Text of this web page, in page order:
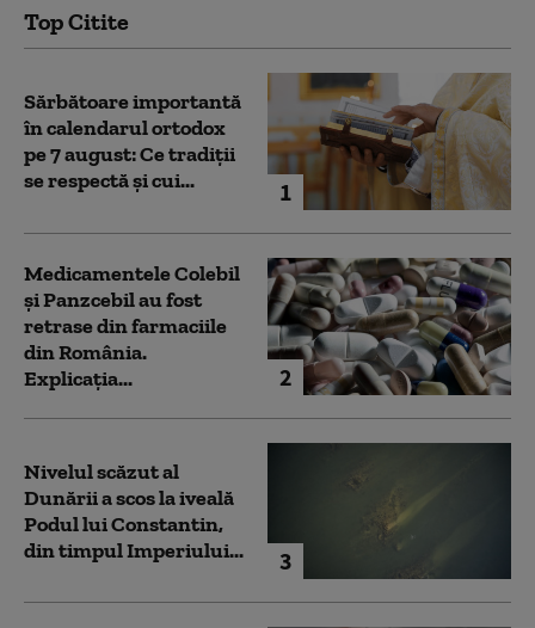
Top Citite
1
Sărbătoare importantă
în calendarul ortodox
pe 7 august: Ce tradiții
se respectă și cui...
2
Medicamentele Colebil
și Panzcebil au fost
retrase din farmaciile
din România.
Explicația...
3
Nivelul scăzut al
Dunării a scos la iveală
Podul lui Constantin,
din timpul Imperiului...